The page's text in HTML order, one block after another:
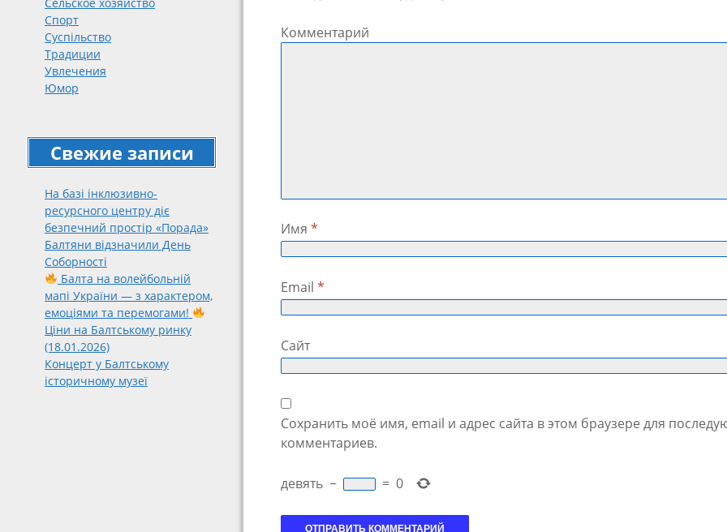
Спорт
Суспільство
Традиции
Увлечения
Юмор
Свежие записи
На базі інклюзивно-
ресурсного центру діє
безпечний простір «Порада»
Балтяни відзначили День
Соборності
Балта на волейбольній
мапі України — з характером,
емоціями та перемогами!
Ціни на Балтському ринку
(18.01.2026)
Концерт у Балтському
історичному музеї
Комментарий
Имя*
Email*
Сайт
Сохранить моё имя, email и адрес сайта в этом браузере для
комментариев.
девять − = 0